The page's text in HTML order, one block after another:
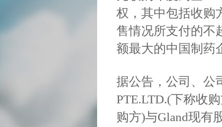
权，其中包括收购
售情况所支付的不
额最大的中国制药
据公告，公司、公
PTE.LTD.(下称收
购方)与Gland现有